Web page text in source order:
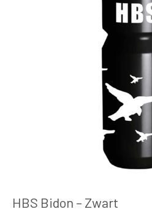
HBS Bidon – Zwart